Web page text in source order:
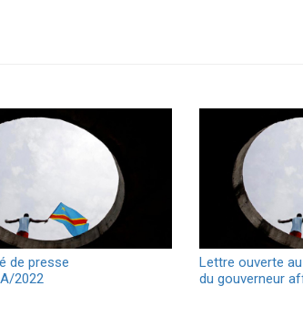
de presse
2022
Lettre ouverte
du gouverneur